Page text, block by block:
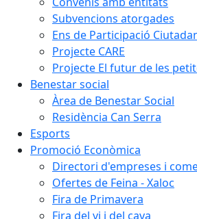
Subvencions atorgades
Ens de Participació
Projecte CARE
Projecte El futur de les
Benestar social
Àrea de Benestar Social
Residència Can Serra
Esports
Promoció Econòmica
Directori d'empreses i
Ofertes de Feina - Xaloc
Fira de Primavera
Fira del vi i del cava